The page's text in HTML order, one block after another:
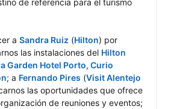
a Sandra Ruiz (Hilton) por
las instalaciones del Hilton
Garden Hotel Porto, Curio
; a Fernando Pires (Visit Alentejo
las oportunidades que ofrece
de reuniones y eventos;